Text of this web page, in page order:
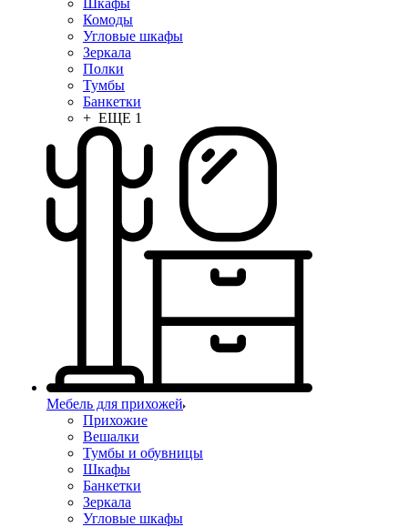
Шкафы
Комоды
Угловые шкафы
Зеркала
Полки
Тумбы
Банкетки
+ ЕЩЕ 1
Мебель для прихожей
Прихожие
Вешалки
Тумбы и обувницы
Шкафы
Банкетки
Зеркала
Угловые шкафы